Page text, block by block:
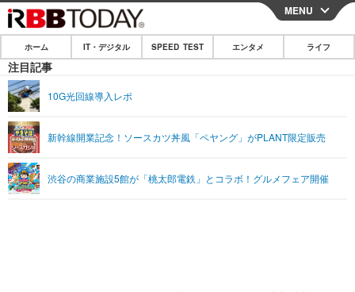
CLOSE
ホーム
IT・デジタル
ショッピング その他
SPEED TEST
エンタメ
エンタメTOP 映画・ドラマ
ライフ
MENU
ホーム IT・デジタル SPEED TEST エンタメ ライフ
注目記事
10G光回線導入レポ
新幹線開業記念！ソースカツ丼風「ペヤング」がPLANT限定販売
渋谷の商業施設5館が「桃太郎電鉄」とコラボ！グルメフェア開催